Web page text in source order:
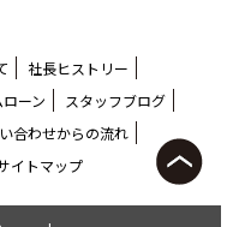
社長ヒストリー
ーン
スタッフブログ
合わせからの流れ
イトマップ